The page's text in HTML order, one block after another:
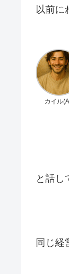
以前に
カイル
と話し
同じ経